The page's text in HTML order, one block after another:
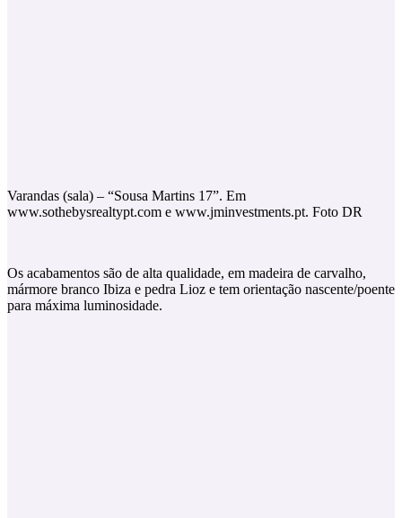
Varandas (sala) – “Sousa Martins 17”. Em
www.sothebysrealtypt.com e www.jminvestments.pt. Foto DR
Os acabamentos são de alta qualidade, em madeira de carvalho,
mármore branco Ibiza e pedra Lioz e tem orientação nascente/poente
para máxima luminosidade.